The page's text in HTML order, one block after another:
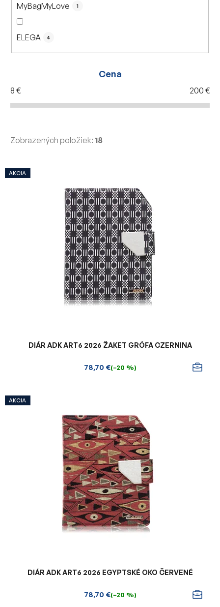
MyBagMyLove 1
ELEGA 4
Cena
8 € 200 €
Zobrazených položiek: 18
V
ý
AKCIA
DIÁR ADK ART6 2026 ŽAKET GRÓFA CZERNINA
78,70 €(–20 %)
AKCIA
DIÁR ADK ART6 2026 EGYPTSKÉ OKO ČERVENÉ
78,70 €(–20 %)